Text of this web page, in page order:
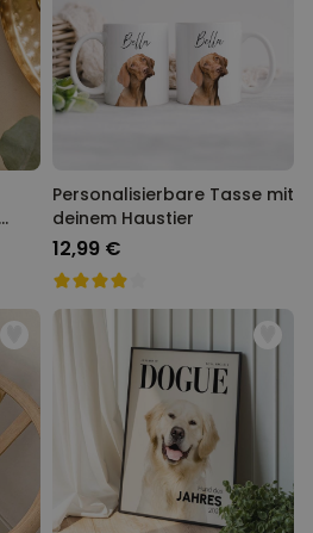
Personalisierbare Tasse mit
deinem Haustier
12,99 €